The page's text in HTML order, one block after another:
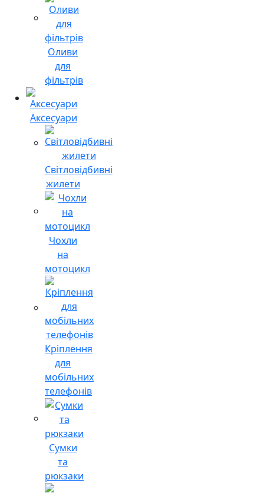
Оливи
для
фільтрів
Аксесуари
Світловідбивні
жилети
Чохли
на
мотоцикл
Кріплення
для
мобільних
телефонів
Сумки
та
рюкзаки